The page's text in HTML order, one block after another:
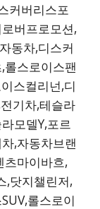
커버리스포
버프로모션,
동차,디스커
롤스로이스팬
스컬리넌,디
기차,테슬라
모델Y,포르
,자동차브랜
츠마이바흐,
,닷지챌린저,
롤스로이